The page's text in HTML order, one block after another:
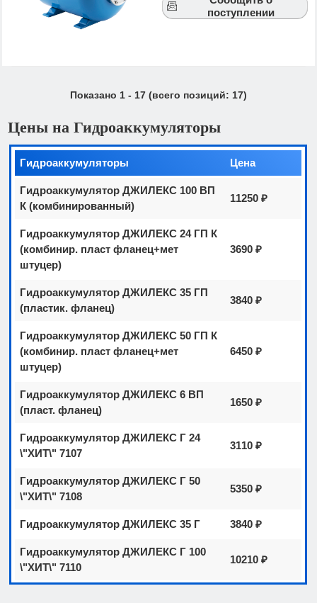
поступлении
Показано 1 - 17 (всего позиций: 17)
Цены на Гидроаккумуляторы
Гидроаккумуляторы Цена
Гидроаккумулятор ДЖИЛЕКС 100 ВП
К (комбинированный)
11250 ₽
Гидроаккумулятор ДЖИЛЕКС 24 ГП К
(комбинир. пласт фланец+мет
штуцер)
3690 ₽
Гидроаккумулятор ДЖИЛЕКС 35 ГП
(пластик. фланец)
3840 ₽
Гидроаккумулятор ДЖИЛЕКС 50 ГП К
(комбинир. пласт фланец+мет
штуцер)
6450 ₽
Гидроаккумулятор ДЖИЛЕКС 6 ВП
(пласт. фланец)
1650 ₽
Гидроаккумулятор ДЖИЛЕКС Г 24
\"ХИТ\" 7107
3110 ₽
Гидроаккумулятор ДЖИЛЕКС Г 50
\"ХИТ\" 7108
5350 ₽
Гидроаккумулятор ДЖИЛЕКС 35 Г 3840 ₽
Гидроаккумулятор ДЖИЛЕКС Г 100
\"ХИТ\" 7110
10210 ₽